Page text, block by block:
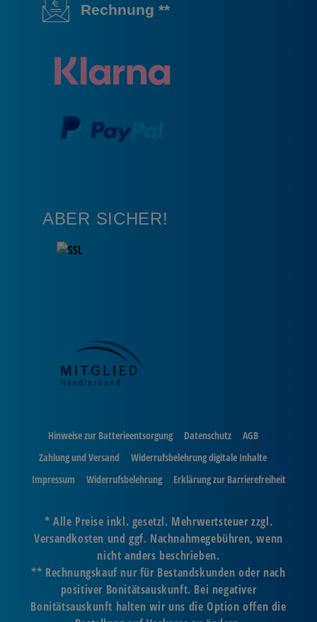
Rechnung **
ABER SICHER!
Hinweise zur Batterieentsorgung Datenschutz
AGB
Zahlung und Versand
Widerrufsbelehrung digitale Inhalte
Impressum
Widerrufsbelehrung Erklärung zur Barrierefreiheit
* Alle Preise inkl. gesetzl. Mehrwertsteuer zzgl.
Versandkosten und ggf. Nachnahmegebühren, wenn
nicht anders beschrieben.
** Rechnungskauf nur für Bestandskunden oder nach
positiver Bonitätsauskunft. Bei negativer
Bonitätsauskunft halten wir uns die Option offen die